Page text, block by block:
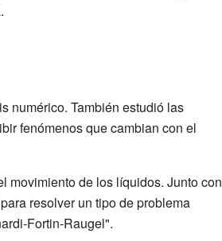
numérico. También estudió las
fenómenos que cambian con el
movimiento de los líquidos. Junto con
resolver un tipo de problema
Fortin-Raugel".